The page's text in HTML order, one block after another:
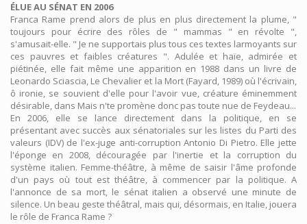
ÉLUE AU SÉNAT EN 2006
Franca Rame prend alors de plus en plus directement la plume, "
toujours pour écrire des rôles de " mammas " en révolte ",
s'amusait-elle. " Je ne supportais plus tous ces textes larmoyants sur
ces pauvres et faibles créatures ". Adulée et haïe, admirée et
piétinée, elle fait même une apparition en 1988 dans un livre de
Leonardo Sciascia, Le Chevalier et la Mort (Fayard, 1989) où l'écrivain,
ô ironie, se souvient d'elle pour l'avoir vue, créature éminemment
désirable, dans Mais n'te promène donc pas toute nue de Feydeau...
En 2006, elle se lance directement dans la politique, en se
présentant avec succès aux sénatoriales sur les listes du Parti des
valeurs (IDV) de l'ex-juge anti-corruption Antonio Di Pietro. Elle jette
l'éponge en 2008, découragée par l'inertie et la corruption du
système italien. Femme-théâtre, à même de saisir l'âme profonde
d'un pays où tout est théâtre, à commencer par la politique. A
l'annonce de sa mort, le sénat italien a observé une minute de
silence. Un beau geste théâtral, mais qui, désormais, en Italie, jouera
le rôle de Franca Rame ?